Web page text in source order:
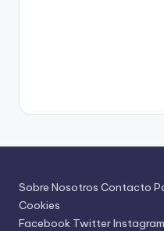
Sobre Nosotros Contacto
Cookies
Facebook TwitterInstagram